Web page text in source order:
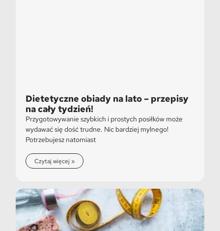
Dietetyczne obiady na lato – przepisy
na cały tydzień!
Przygotowywanie szybkich i prostych posiłków może
wydawać się dość trudne. Nic bardziej mylnego!
Potrzebujesz natomiast
Czytaj więcej »